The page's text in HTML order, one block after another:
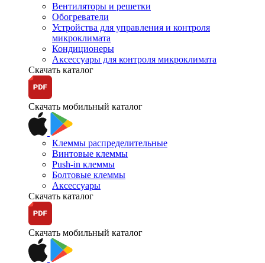
Вентиляторы и решетки
Обогреватели
Устройства для управления и контроля
микроклимата
Кондиционеры
Аксессуары для контроля микроклимата
Скачать каталог
Скачать мобильный каталог
Клеммы распределительные
Винтовые клеммы
Push-in клеммы
Болтовые клеммы
Аксессуары
Скачать каталог
Скачать мобильный каталог